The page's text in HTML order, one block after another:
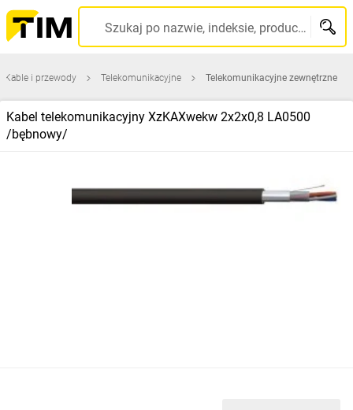
Szukaj po nazwie, indeksie, producencie, kodzie kreskowym...
Kable i przewody Telekomunikacyjne Telekomunikacyjne zewnętrzne
Kabel telekomunikacyjny XzKAXwekw 2x2x0,8 LA0500
/bębnowy/